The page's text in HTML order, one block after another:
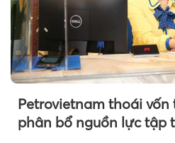
Petrovietnam thoái vốn
phân bổ nguồn lực tập